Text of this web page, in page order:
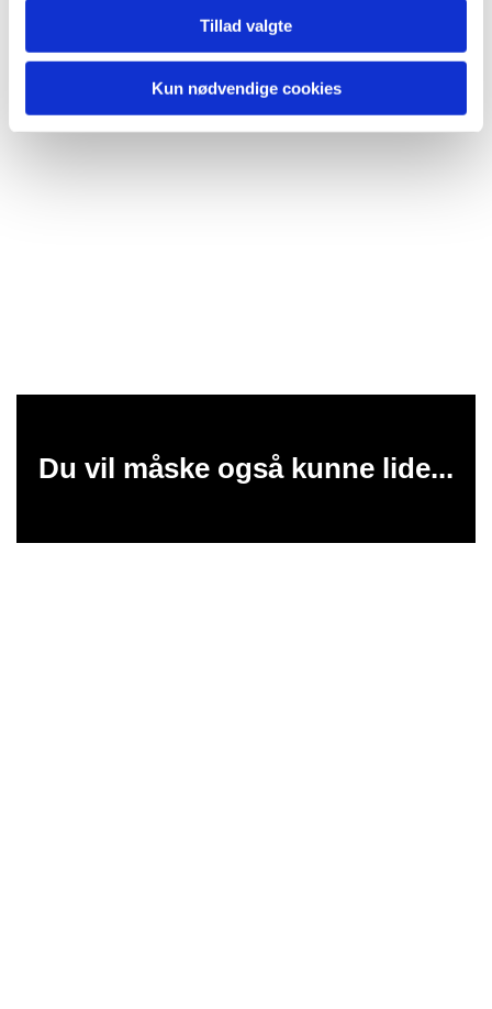
Tillad valgte
Kun nødvendige cookies
Du vil måske også kunne lide...